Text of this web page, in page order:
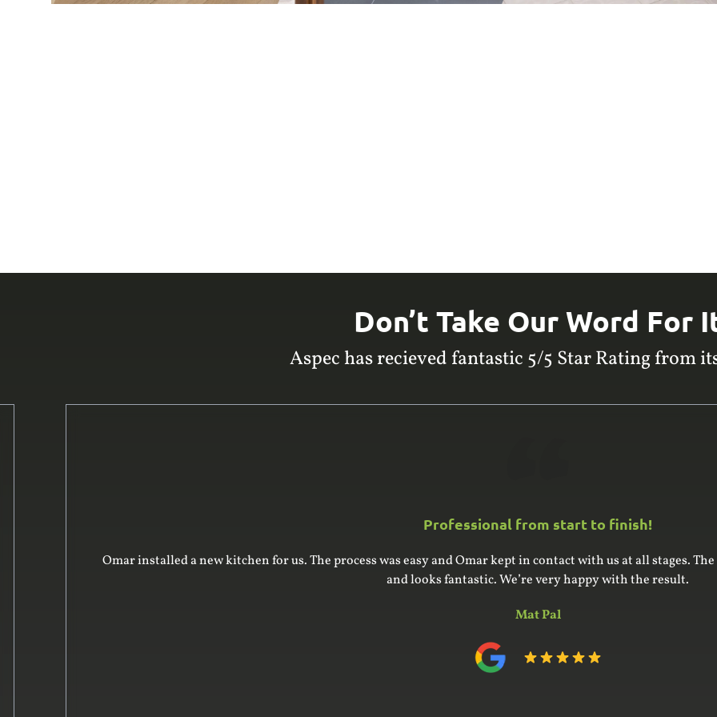
Don’t Take Our Word For
Aspec has recieved fantastic 5/5 Star Rating from
Professional from start to finish!
Omar was excellent to deal with. He and his team built and installed a large built-in wardrobe and cupboard,
professional in surveying the complex space for the units – it’s an older house with uneven floor and
and the product delivered was of the highest quality. We would certainly use him again and
Phillip Hart